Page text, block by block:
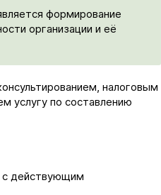
формирование
организации и её
налоговым
услугу по составлению
с действующим